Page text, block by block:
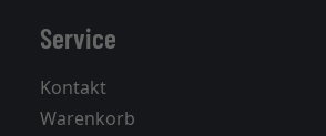
Service
Kontakt
Warenkorb